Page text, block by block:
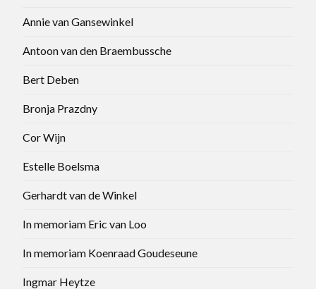
Annie van Gansewinkel
Antoon van den Braembussche
Bert Deben
Bronja Prazdny
Cor Wijn
Estelle Boelsma
Gerhardt van de Winkel
In memoriam Eric van Loo
In memoriam Koenraad Goudeseune
Ingmar Heytze